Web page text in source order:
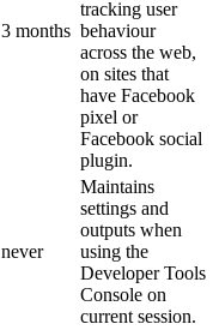
3 months
tracking user
behaviour
across the web,
on sites that
have Facebook
pixel or
Facebook social
plugin.
never
Maintains
settings and
outputs when
using the
Developer Tools
Console on
current session.